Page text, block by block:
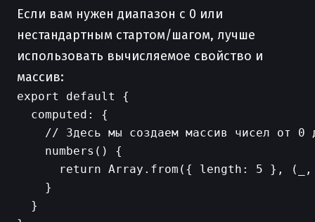
Если вам нужен диапазон с 0 или
нестандартным стартом/шагом, лучше
использовать вычисляемое свойство и
массив:
export default {
  computed: {
// Здесь мы создаем массив чисел от 0
    numbers() {
return Array.from({ length: 5 },
    }
  }